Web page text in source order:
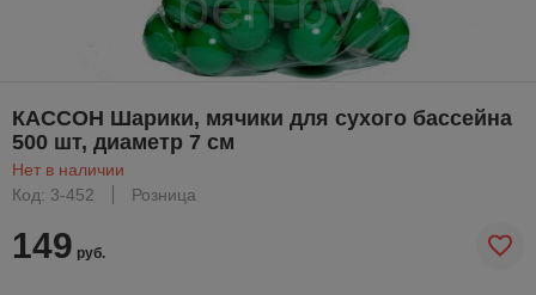
КАССОН Шарики, мячики для сухого бассейна
500 шт, диаметр 7 см
Нет в наличии
Код: 3-452
Розница
149 руб.